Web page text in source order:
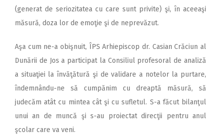
(generat de seriozitatea cu care sunt privite) şi, în aceeaşi
măsură, doza lor de emoţie şi de neprevăzut.
Aşa cum ne-a obişnuit, ÎPS Arhiepiscop dr. Casian Crăciun al
Dunării de Jos a participat la Consiliul profesoral de analiză
a situaţiei la învăţătură şi de validare a notelor la purtare,
îndemnându-ne să cumpănim cu dreaptă măsură, să
judecăm atât cu mintea cât şi cu sufletul. S-a făcut bilanţul
unui an de muncă şi s-au proiectat direcţii pentru anul
şcolar care va veni.